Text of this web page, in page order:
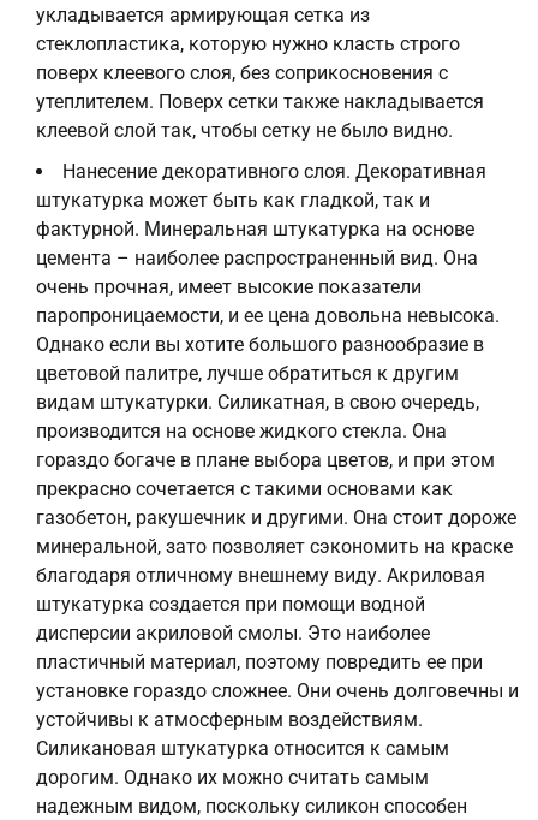
укладывается армирующая сетка из
стеклопластика, которую нужно класть строго
поверх клеевого слоя, без соприкосновения с
утеплителем. Поверх сетки также накладывается
клеевой слой так, чтобы сетку не было видно.
Нанесение декоративного слоя. Декоративная
штукатурка может быть как гладкой, так и
фактурной. Минеральная штукатурка на основе
цемента – наиболее распространенный вид. Она
очень прочная, имеет высокие показатели
паропроницаемости, и ее цена довольна невысока.
Однако если вы хотите большого разнообразие в
цветовой палитре, лучше обратиться к другим
видам штукатурки. Силикатная, в свою очередь,
производится на основе жидкого стекла. Она
гораздо богаче в плане выбора цветов, и при этом
прекрасно сочетается с такими основами как
газобетон, ракушечник и другими. Она стоит дороже
минеральной, зато позволяет сэкономить на краске
благодаря отличному внешнему виду. Акриловая
штукатурка создается при помощи водной
дисперсии акриловой смолы. Это наиболее
пластичный материал, поэтому повредить ее при
установке гораздо сложнее. Они очень долговечны и
устойчивы к атмосферным воздействиям.
Силикановая штукатурка относится к самым
дорогим. Однако их можно считать самым
надежным видом, поскольку силикон способен